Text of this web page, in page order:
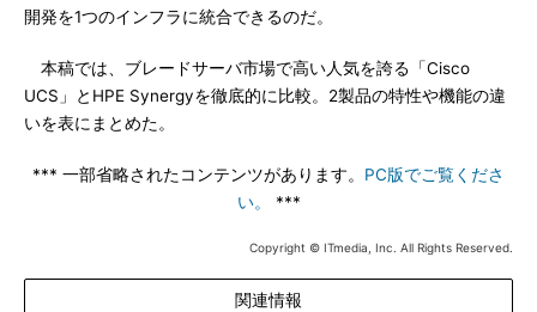
開発を1つのインフラに統合できるのだ。
本稿では、ブレードサーバ市場で高い人気を誇る「Cisco
UCS」とHPE Synergyを徹底的に比較。2製品の特性や機能の違
いを表にまとめた。
*** 一部省略されたコンテンツがあります。 PC版でご覧くださ
い。
***
Copyright © ITmedia, Inc. All Rights Reserved.
関連情報